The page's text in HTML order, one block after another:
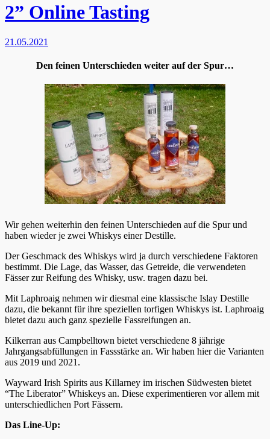
2” Online Tasting
21.05.2021
Den feinen Unterschieden weiter auf der Spur…
Wir gehen weiterhin den feinen Unterschieden auf die Spur und
haben wieder je zwei Whiskys einer Destille.
Der Geschmack des Whiskys wird ja durch verschiedene Faktoren
bestimmt. Die Lage, das Wasser, das Getreide, die verwendeten
Fässer zur Reifung des Whisky, usw. tragen dazu bei.
Mit Laphroaig nehmen wir diesmal eine klassische Islay Destille
dazu, die bekannt für ihre speziellen torfigen Whiskys ist. Laphroaig
bietet dazu auch ganz spezielle Fassreifungen an.
Kilkerran aus Campbelltown bietet verschiedene 8 jährige
Jahrgangsabfüllungen in Fassstärke an. Wir haben hier die Varianten
aus 2019 und 2021.
Wayward Irish Spirits aus Killarney im irischen Südwesten bietet
“The Liberator” Whiskeys an. Diese experimentieren vor allem mit
unterschiedlichen Port Fässern.
Das Line-Up: